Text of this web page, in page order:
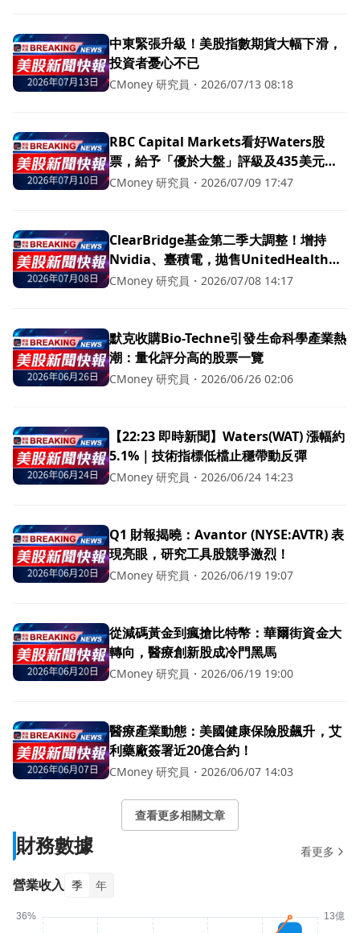
中東緊張升級！美股指數期貨大幅下滑，
投資者憂心不已
CMoney 研究員 ・ 2026/07/13 08:18
RBC Capital Markets看好Waters股
票，給予「優於大盤」評級及435美元目
標價！
CMoney 研究員 ・ 2026/07/09 17:47
ClearBridge基金第二季大調整！增持
Nvidia、臺積電，拋售UnitedHealth等
多檔股票
CMoney 研究員 ・ 2026/07/08 14:17
默克收購Bio-Techne引發生命科學產業熱
潮：量化評分高的股票一覽
CMoney 研究員 ・ 2026/06/26 02:06
【22:23 即時新聞】Waters(WAT) 漲幅約
5.1%｜技術指標低檔止穩帶動反彈
CMoney 研究員 ・ 2026/06/24 14:23
Q1 財報揭曉：Avantor (NYSE:AVTR) 表
現亮眼，研究工具股競爭激烈！
CMoney 研究員 ・ 2026/06/19 19:07
從減碼黃金到瘋搶比特幣：華爾街資金大
轉向，醫療創新股成冷門黑馬
CMoney 研究員 ・ 2026/06/19 19:00
醫療產業動態：美國健康保險股飆升，艾
利藥廠簽署近20億合約！
CMoney 研究員 ・ 2026/06/07 14:03
查看更多相關文章
財務數據 看更多
營業收入 季 年